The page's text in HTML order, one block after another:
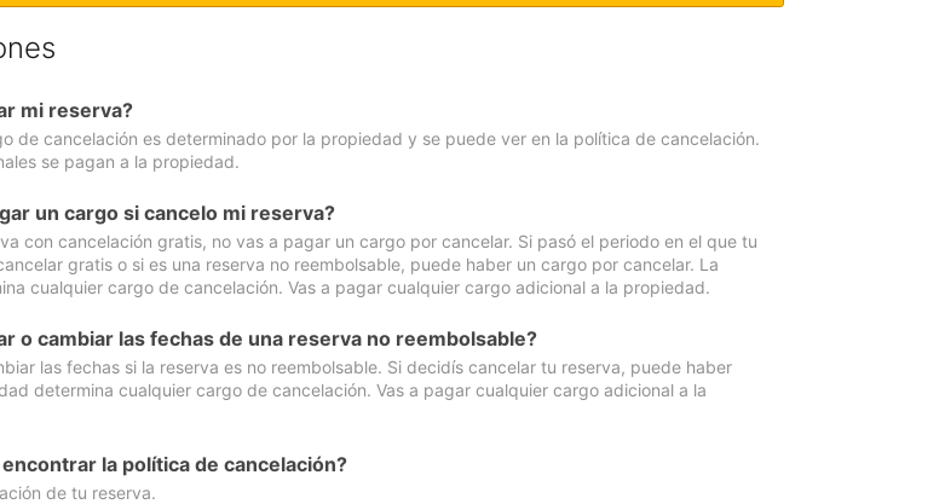
mi reserva?
de cancelación es determinado por la propiedad y se puede ver en la política de cancelación.
se pagan a la propiedad.
un cargo si cancelo mi reserva?
con cancelación gratis, no vas a pagar un cargo por cancelar. Si pasó el periodo en el que tu
gratis o si es una reserva no reembolsable, puede haber un cargo por cancelar. La
cualquier cargo de cancelación. Vas a pagar cualquier cargo adicional a la propiedad.
o cambiar las fechas de una reserva no reembolsable?
las fechas si la reserva es no reembolsable. Si decidís cancelar tu reserva, puede haber
determina cualquier cargo de cancelación. Vas a pagar cualquier cargo adicional a la
la política de cancelación?
de tu reserva.